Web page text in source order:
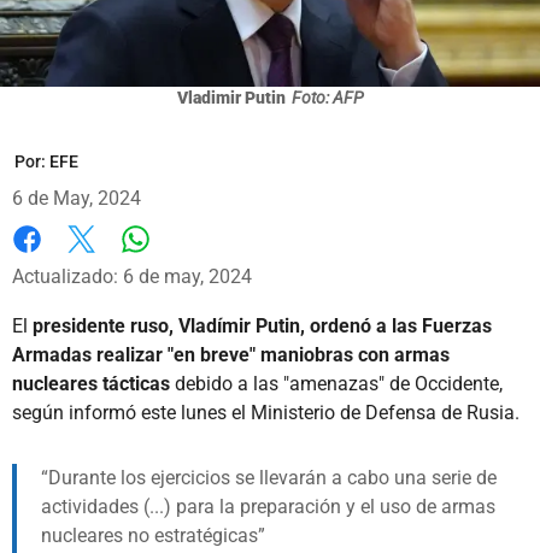
Vladimir Putin Foto: AFP
Por: EFE
6 de May, 2024
Facebook
X
Actualizado: 6 de may, 2024
El presidente ruso, Vladímir Putin, ordenó a las Fuerzas
Armadas realizar "en breve" maniobras con armas
nucleares tácticas debido a las "amenazas" de Occidente,
según informó este lunes el Ministerio de Defensa de Rusia.
Durante los ejercicios se llevarán a cabo una serie de
actividades (...) para la preparación y el uso de armas
nucleares no estratégicas